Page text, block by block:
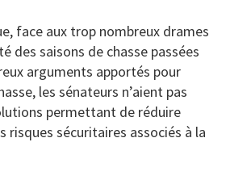
face aux trop nombreux drames
des saisons de chasse passées
arguments apportés pour
les sénateurs n’aient pas
permettant de réduire
sécuritaires associés à la